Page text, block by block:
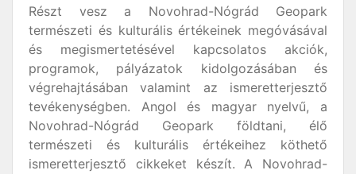
Részt vesz a Novohrad-Nógrád Geopark
természeti és kulturális értékeinek megóvásával
és megismertetésével kapcsolatos akciók,
programok, pályázatok kidolgozásában és
végrehajtásában valamint az ismeretterjesztő
tevékenységben. Angol és magyar nyelvű, a
Novohrad-Nógrád Geopark földtani, élő
természeti és kulturális értékeihez köthető
ismeretterjesztő cikkeket készít. A Novohrad-